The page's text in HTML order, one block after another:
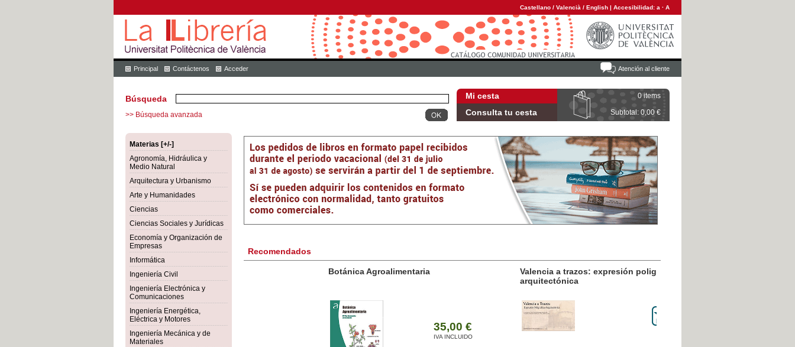
Castellano / Valencià / English | Accesibilidad: a · A
Atención al cliente
Principal Contáctenos Acceder
Mi cesta 0 items
Consulta tu cesta Subtotal: 0,00 €
Búsqueda
>> Búsqueda avanzada
Materias [+/-]
Agronomía, Hidráulica y
Medio Natural
Arquitectura y Urbanismo
Arte y Humanidades
Ciencias
Ciencias Sociales y Jurídicas
Economía y Organización de
Empresas
Informática
Ingeniería Civil
Ingeniería Electrónica y
Comunicaciones
Ingeniería Energética,
Eléctrica y Motores
Ingeniería Mecánica y de
Materiales
Recomendados
Botánica Agroalimentaria
35,00 €
IVA INCLUIDO
Valencia a trazos: expresión poligráfica